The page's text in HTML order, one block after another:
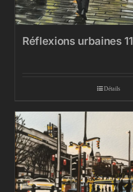
Réflexions urbaines 11
Détails